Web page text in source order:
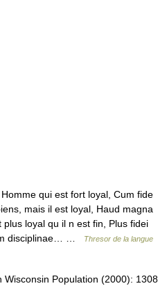
qui est fort loyal, Cum fide
mais il est loyal, Haud magna
loyal qu il n est fin, Plus fidei
disciplinae… …
Thresor de la langue
Population (2000): 1308